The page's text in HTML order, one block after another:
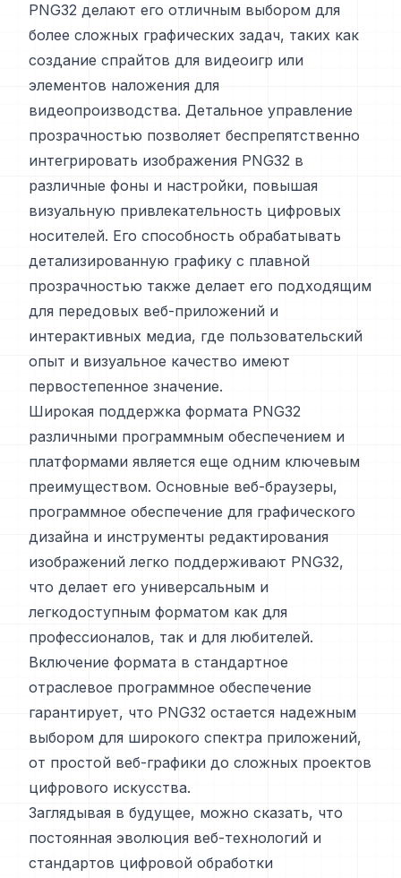
PNG32 делают его отличным выбором для
более сложных графических задач, таких как
создание спрайтов для видеоигр или
элементов наложения для
видеопроизводства. Детальное управление
прозрачностью позволяет беспрепятственно
интегрировать изображения PNG32 в
различные фоны и настройки, повышая
визуальную привлекательность цифровых
носителей. Его способность обрабатывать
детализированную графику с плавной
прозрачностью также делает его подходящим
для передовых веб-приложений и
интерактивных медиа, где пользовательский
опыт и визуальное качество имеют
первостепенное значение.
Широкая поддержка формата PNG32
различными программным обеспечением и
платформами является еще одним ключевым
преимуществом. Основные веб-браузеры,
программное обеспечение для графического
дизайна и инструменты редактирования
изображений легко поддерживают PNG32,
что делает его универсальным и
легкодоступным форматом как для
профессионалов, так и для любителей.
Включение формата в стандартное
отраслевое программное обеспечение
гарантирует, что PNG32 остается надежным
выбором для широкого спектра приложений,
от простой веб-графики до сложных проектов
цифрового искусства.
Заглядывая в будущее, можно сказать, что
постоянная эволюция веб-технологий и
стандартов цифровой обработки